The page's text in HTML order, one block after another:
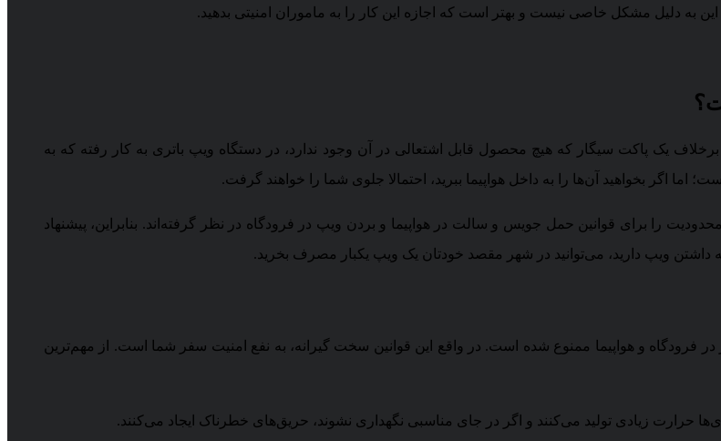
به دلیل مشکل خاصی نیست و بهتر است که اجازه این کار را به ماموران امنیتی بدهید.
یک پاکت سیگار که هیچ محصول قابل اشتعالی در آن وجود ندارد، در دستگاه ویپ باتری به کار رفته که به
اگر بخواهید آن‌ها را به داخل هواپیما ببرید، احتمالا جلوی شما را خواهند گرفت.
را برای قوانین حمل جویس و سالت در هواپیما و بردن ویپ در فرودگاه در نظر گرفته‌اند. بنابراین، پیشنهاد
داشتن ویپ دارید، می‌توانید در شهر مقصد خودتان یک ویپ یکبار مصرف بخرید.
فرودگاه و هواپیما ممنوع شده است. در واقع این قوانین سخت گیرانه، به نفع امنیت سفر شما است. از مهم‌ترین
حرارت زیادی تولید می‌کنند و اگر در جای مناسبی نگهداری نشوند، حریق‌های خطرناک ایجاد می‌کنند.